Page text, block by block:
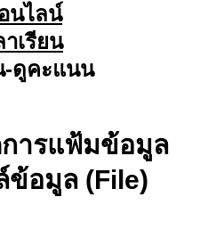
นไลน์
าเรียน
-ดูคะแนน
ารแฟ้มข้อมูล
ข้อมูล (File)